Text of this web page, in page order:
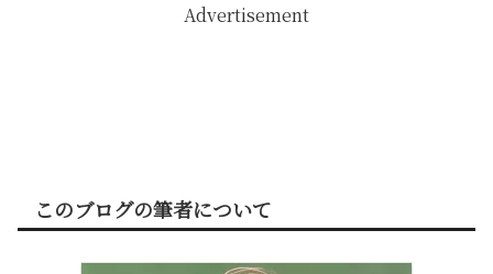
Advertisement
このブログの筆者について